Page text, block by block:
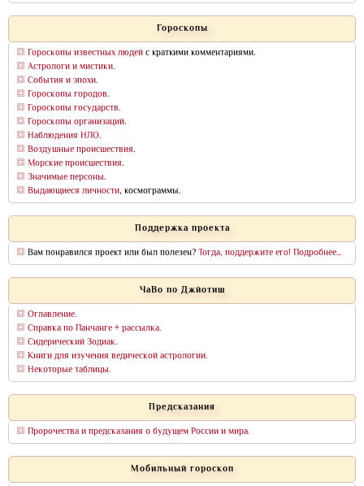
Гороскопы
Гороскопы известных людейс краткими комментариями.
Астрологи и мистики.
События и эпохи.
Гороскопы городов.
Гороскопы государств.
Гороскопы организаций.
Наблюдения НЛО.
Воздушные происшествия.
Морские происшествия.
Значимые персоны.
Выдающиеся личности, космограммы.
Поддержка проекта
Вам понравился проект или был полезен?Тогда, поддержите его! Подробнее...
ЧаВо по Джйотиш
Оглавление.
Справка по Панчанге + рассылка.
Сидерический Зодиак.
Книги для изучения ведической астрологии.
Некоторые таблицы.
Предсказания
Пророчества и предсказания о будущем России и мира.
Мобильный гороскоп